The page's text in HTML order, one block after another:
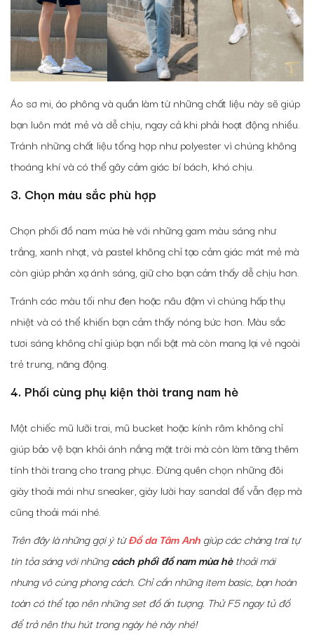
Áo sơ mi, áo phông và quần làm từ những chất liệu này sẽ giúp
bạn luôn mát mẻ và dễ chịu, ngay cả khi phải hoạt động nhiều.
Tránh những chất liệu tổng hợp như polyester vì chúng không
thoáng khí và có thể gây cảm giác bí bách, khó chịu.
3. Chọn màu sắc phù hợp
Chọn phối đồ nam mùa hèvới những gam màu sáng như
trắng, xanh nhạt, và pastel không chỉ tạo cảm giác mát mẻ mà
còn giúp phản xạ ánh sáng, giữ cho bạn cảm thấy dễ chịu hơn.
Tránh các màu tối như đen hoặc nâu đậm vì chúng hấp thụ
nhiệt và có thể khiến bạn cảm thấy nóng bức hơn. Màu sắc
tươi sáng không chỉ giúp bạn nổi bật mà còn mang lại vẻ ngoài
trẻ trung, năng động.
4. Phối cùng phụ kiện thời trang nam hè
Một chiếc mũ lưỡi trai, mũ bucket hoặc kính râm không chỉ
giúp bảo vệ bạn khỏi ánh nắng mặt trời mà còn làm tăng thêm
tính thời trang cho trang phục. Đừng quên chọn những đôi
giày thoải mái như sneaker, giày lười hay sandal để vẫn đẹp mà
cũng thoải mái nhé.
Trên đây là những gợi ý từĐồ da Tâm Anh giúp các chàng trai tự
tin tỏa sáng với nhữngcách phối đồ nam mùa hèthoải mái
nhưng vô cùng phong cách. Chỉ cần những item basic, bạn hoàn
toàn có thể tạo nên những set đồ ấn tượng. Thử F5 ngay tủ đồ
để trở nên thu hút trong ngày hè này nhé!